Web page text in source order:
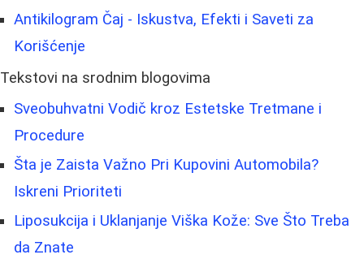
Antikilogram Čaj - Iskustva, Efekti i Saveti za
Korišćenje
Tekstovi na srodnim blogovima
Sveobuhvatni Vodič kroz Estetske Tretmane i
Procedure
Šta je Zaista Važno Pri Kupovini Automobila?
Iskreni Prioriteti
Liposukcija i Uklanjanje Viška Kože: Sve Što Treba
da Znate